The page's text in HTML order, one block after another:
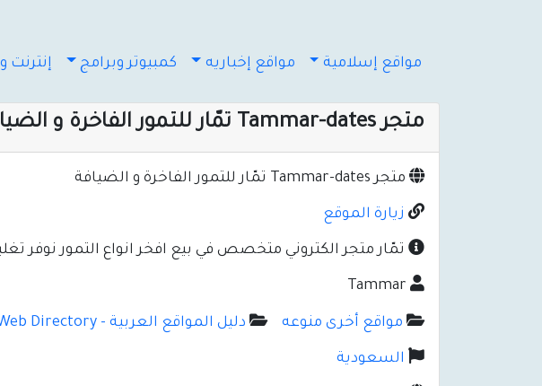
مواقع إسلامية مواقع إخباريه كمبيوتر وبرامج
متجر Tammar-dates تمّار للتمور الفاخرة و الضيافة
متجر Tammar-dates تمّار للتمور الفاخرة و الضيافة
زيارة الموقع
تمّار متجر الكتروني متخصص في بيع افخر انواع التمور نوفر
مواقع أخرى منوعه دليل المواقع العربية - Arabic Web Directory
السعودية